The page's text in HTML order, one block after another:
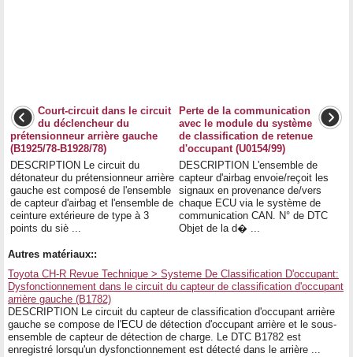
Court-circuit dans le circuit
du déclencheur du
prétensionneur arrière gauche
(B1925/78-B1928/78)
DESCRIPTION Le circuit du
détonateur du prétensionneur arrière
gauche est composé de l'ensemble
de capteur d'airbag et l'ensemble de
ceinture extérieure de type à 3
points du siè ...
Perte de la communication
avec le module du système
de classification de retenue
d'occupant (U0154/99)
DESCRIPTION L'ensemble de
capteur d'airbag envoie/reçoit les
signaux en provenance de/vers
chaque ECU via le système de
communication CAN. N° de DTC
Objet de la d� ...
Autres matériaux::
Toyota CH-R Revue Technique > Systeme De Classification D'occupant:
Dysfonctionnement dans le circuit du capteur de classification d'occupant
arrière gauche (B1782)
DESCRIPTION Le circuit du capteur de classification d'occupant arrière
gauche se compose de l'ECU de détection d'occupant arrière et le sous-
ensemble de capteur de détection de charge. Le DTC B1782 est
enregistré lorsqu'un dysfonctionnement est détecté dans le arrière ...